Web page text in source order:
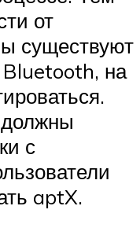
от
существуют
Bluetooth, на
с
aptX.